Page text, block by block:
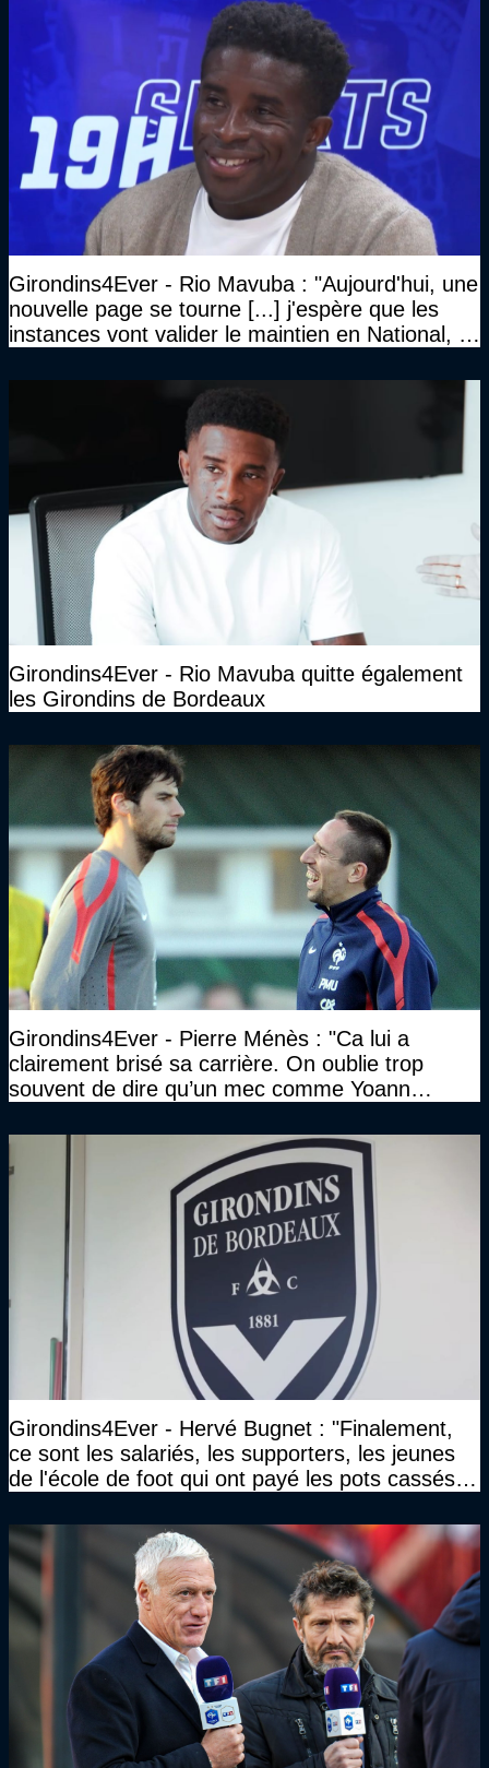
Girondins4Ever - Rio Mavuba : "Aujourd'hui, une
nouvelle page se tourne [...] j'espère que les
instances vont valider le maintien en National, et
haut niveau"
Girondins4Ever - Rio Mavuba quitte également
les Girondins de Bordeaux
Girondins4Ever - Pierre Ménès : "Ca lui a
clairement brisé sa carrière. On oublie trop
souvent de dire qu’un mec comme Yoann
Girondins4Ever - Hervé Bugnet : "Finalement,
ce sont les salariés, les supporters, les jeunes
de l'école de foot qui ont payé les pots cassés